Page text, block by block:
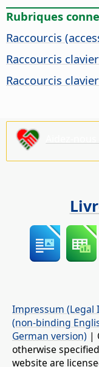
Rubriques
Raccourcis
Raccourcis
Raccourcis
Impressum (Legal
(non-binding
German version) |
otherwise
website are